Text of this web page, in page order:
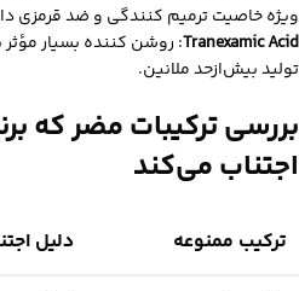
ویژه خاصیت ترمیم‌ کنندگی و ضد قرمزی
Tranexamic Acid: روشن‌ کننده بسیار
تولید بیش‌از‌حد ملانین.
بررسی ترکیبات مضر که
اجتناب می‌کند
ترکیب ممنوعه دلیل